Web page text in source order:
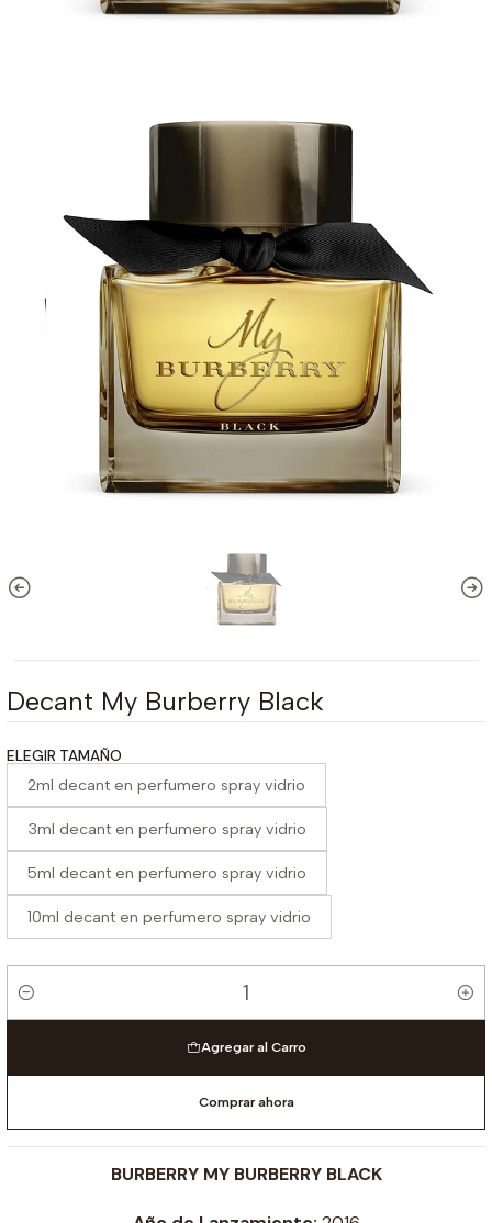
Decant My Burberry Black
ELEGIR TAMAÑO
2ml decant en perfumero spray vidrio
3ml decant en perfumero spray vidrio
5ml decant en perfumero spray vidrio
10ml decant en perfumero spray vidrio
Cantidad
Agregar al Carro
Comprar ahora
BURBERRY MY BURBERRY BLACK